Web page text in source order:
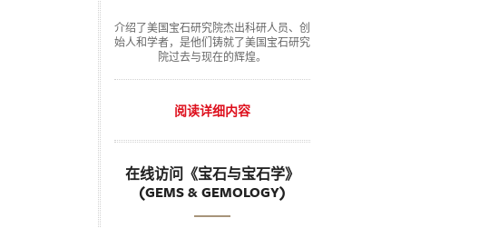
介绍了美国宝石研究院杰出科研人员、创
始人和学者，是他们铸就了美国宝石研究
院过去与现在的辉煌。
阅读详细内容
在线访问《宝石与宝石学》
(GEMS & GEMOLOGY)